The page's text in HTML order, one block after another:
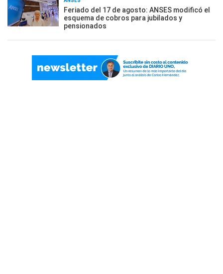
Feriado del 17 de agosto: ANSES modificó el
esquema de cobros para jubilados y
pensionados